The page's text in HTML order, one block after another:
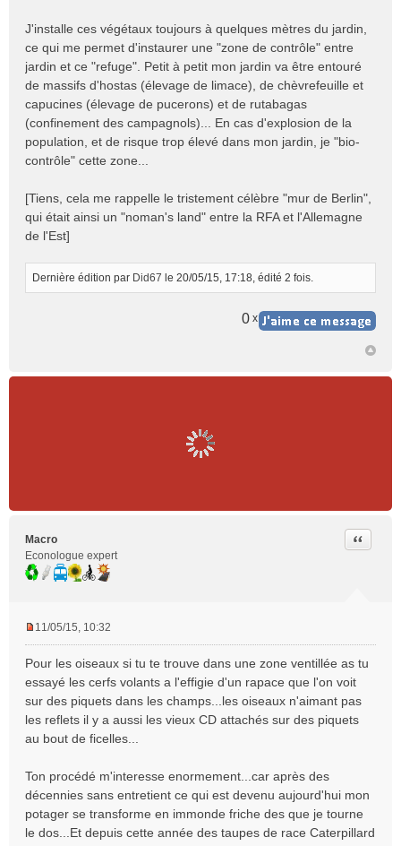
J'installe ces végétaux toujours à quelques mètres du jardin,
ce qui me permet d'instaurer une "zone de contrôle" entre
jardin et ce "refuge". Petit à petit mon jardin va être entouré
de massifs d'hostas (élevage de limace), de chèvrefeuille et
capucines (élevage de pucerons) et de rutabagas
(confinement des campagnols)... En cas d'explosion de la
population, et de risque trop élevé dans mon jardin, je "bio-
contrôle" cette zone...
[Tiens, cela me rappelle le tristement célèbre "mur de Berlin",
qui était ainsi un "noman's land" entre la RFA et l'Allemagne
de l'Est]
Dernière édition par Did67 le 20/05/15, 17:18, édité 2 fois.
0 x
Macro
Econologue expert
Citer
s
s
a
g
e
n
l
u
11/05/15, 10:32
Pour les oiseaux si tu te trouve dans une zone ventillée as tu
essayé les cerfs volants a l'effigie d'un rapace que l'on voit
sur des piquets dans les champs...les oiseaux n'aimant pas
les reflets il y a aussi les vieux CD attachés sur des piquets
au bout de ficelles...
Ton procédé m'interesse enormement...car après des
décennies sans entretient ce qui est devenu aujourd'hui mon
potager se transforme en immonde friche des que je tourne
le dos...Et depuis cette année des taupes de race Caterpillard